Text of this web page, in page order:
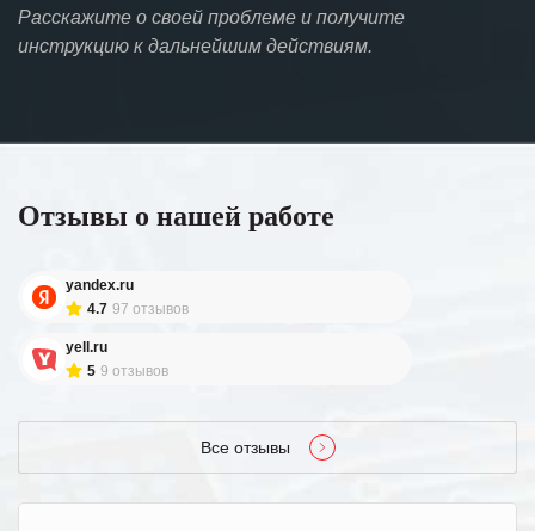
Расскажите о своей проблеме и получите
инструкцию к дальнейшим действиям.
Отзывы о нашей работе
yandex.ru
4.7 97 отзывов
yell.ru
5 9 отзывов
Все отзывы